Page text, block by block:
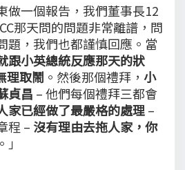
做一個報告，我們董事長12
那天問的問題非常離譜，問
題，我們也都謹慎回應。當
跟小英總統反應那天的狀
理取鬧 。然後那個禮拜， 小
貞昌 – 他們每個禮拜三都會
家已經做了最嚴格的處理–
程 – 沒有理由去拖人家，你
。」